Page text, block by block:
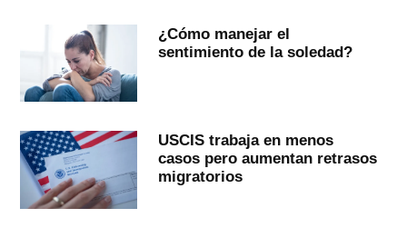
¿Cómo manejar el
sentimiento de la soledad?
USCIS trabaja en menos
casos pero aumentan retrasos
migratorios